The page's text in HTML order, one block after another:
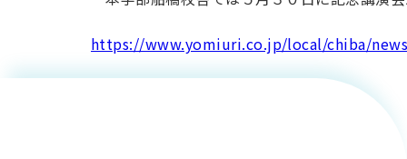
講演会が
https://www.yomiuri.co.jp/local/chiba/
限定記
事）】土